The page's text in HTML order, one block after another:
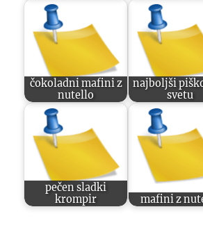
čokoladni mafini z
nutello
najboljši
svetu
pečen sladki
krompir
mafini z